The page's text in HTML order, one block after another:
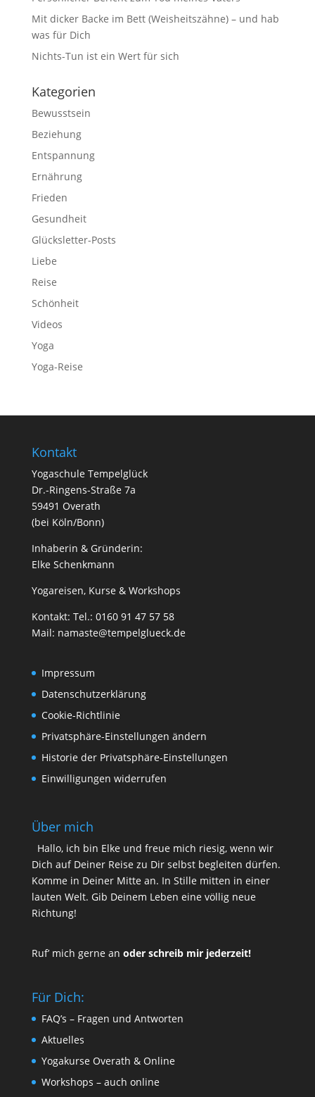
Mit dicker Backe im Bett (Weisheitszähne) – und hab
was für Dich
Nichts-Tun ist ein Wert für sich
Kategorien
Bewusstsein
Beziehung
Entspannung
Ernährung
Frieden
Gesundheit
Glücksletter-Posts
Liebe
Reise
Schönheit
Videos
Yoga
Yoga-Reise
Kontakt
Yogaschule Tempelglück
Dr.-Ringens-Straße 7a
59491 Overath
(bei Köln/Bonn)
Inhaberin & Gründerin:
Elke Schenkmann
Yogareisen, Kurse & Workshops
Kontakt: Tel.: 0160 91 47 57 58
Mail: namaste@tempelglueck.de
Impressum
Datenschutzerklärung
Cookie-Richtlinie
Privatsphäre-Einstellungen ändern
Historie der Privatsphäre-Einstellungen
Einwilligungen widerrufen
Über mich
Hallo, ich bin Elke und freue mich riesig, wenn wir
Dich auf Deiner Reise zu Dir selbst begleiten dürfen.
Komme in Deiner Mitte an. In Stille mitten in einer
lauten Welt. Gib Deinem Leben eine völlig neue
Richtung!
Ruf’ mich gerne an oder schreib mir jederzeit!
Für Dich:
FAQ’s – Fragen und Antworten
Aktuelles
Yogakurse Overath & Online
Workshops – auch online